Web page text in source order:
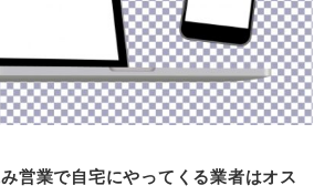
営業で自宅にやってくる業者はオス